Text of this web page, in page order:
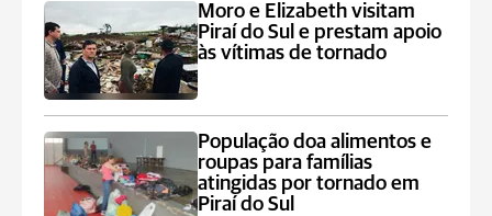
Moro e Elizabeth visitam
Piraí do Sul e prestam apoio
às vítimas de tornado
População doa alimentos e
roupas para famílias
atingidas por tornado em
Piraí do Sul